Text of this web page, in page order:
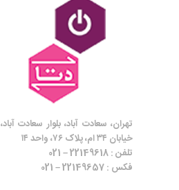
تهران، سعادت آباد، بلوار سعادت آباد،
خیابان ۳۴ ام، پلاک ۷۶، واحد ۱۴
تلفن : 22149618 – 021
فکس : 22149657 – 021